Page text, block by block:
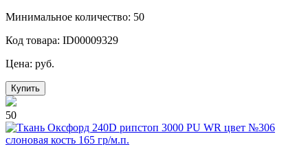
Минимальное количество: 50
Код товара: ID00009329
Цена: руб.
Купить
50